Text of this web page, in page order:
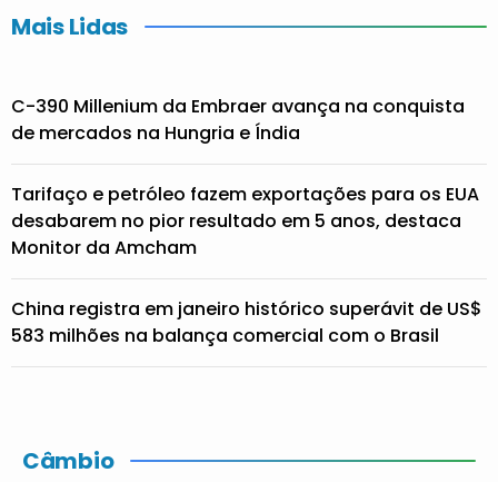
Mais Lidas
C-390 Millenium da Embraer avança na conquista
de mercados na Hungria e Índia
Tarifaço e petróleo fazem exportações para os EUA
desabarem no pior resultado em 5 anos, destaca
Monitor da Amcham
China registra em janeiro histórico superávit de US$
583 milhões na balança comercial com o Brasil
Câmbio